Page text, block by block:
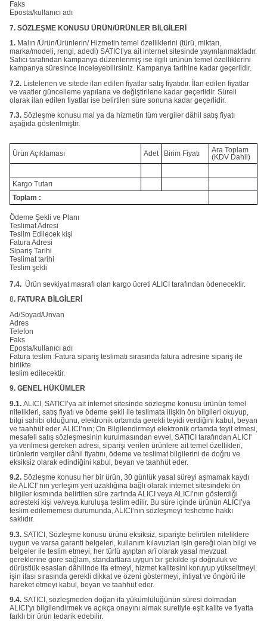
Faks
Eposta/kullanıcı adı
7. SÖZLEŞME KONUSU ÜRÜN/ÜRÜNLER BİLGİLERİ
1. Malın /Ürün/Ürünlerin/ Hizmetin temel özelliklerini (türü, miktarı,
marka/modeli, rengi, adedi) SATICI’ya ait internet sitesinde yayınlanmaktadır.
Satıcı tarafından kampanya düzenlenmiş ise ilgili ürünün temel özelliklerini
kampanya süresince inceleyebilirsiniz. Kampanya tarihine kadar geçerlidir.
7.2. Listelenen ve sitede ilan edilen fiyatlar satış fiyatıdır. İlan edilen fiyatlar
ve vaatler güncelleme yapılana ve değiştirilene kadar geçerlidir. Süreli
olarak ilan edilen fiyatlar ise belirtilen süre sonuna kadar geçerlidir.
7.3. Sözleşme konusu mal ya da hizmetin tüm vergiler dâhil satış fiyatı
aşağıda gösterilmiştir.
Ürün Açıklaması Adet Birim Fiyatı
Ara Toplam
(KDV Dahil)
Kargo Tutarı
Toplam :
Ödeme Şekli ve Planı
Teslimat Adresi
Teslim Edilecek kişi
Fatura Adresi
Sipariş Tarihi
Teslimat tarihi
Teslim şekli
7.4. Ürün sevkiyat masrafı olan kargo ücreti ALICI tarafından ödenecektir.
8. FATURA BİLGİLERİ
Ad/Soyad/Unvan
Adres
Telefon
Faks
Eposta/kullanıcı adı
Fatura teslim :Fatura sipariş teslimatı sırasında fatura adresine sipariş ile
birlikte
teslim edilecektir.
9. GENEL HÜKÜMLER
9.1. ALICI, SATICI’ya ait internet sitesinde sözleşme konusu ürünün temel
nitelikleri, satış fiyatı ve ödeme şekli ile teslimata ilişkin ön bilgileri okuyup,
bilgi sahibi olduğunu, elektronik ortamda gerekli teyidi verdiğini kabul, beyan
ve taahhüt eder. ALICI’nın; Ön Bilgilendirmeyi elektronik ortamda teyit etmesi,
mesafeli satış sözleşmesinin kurulmasından evvel, SATICI tarafından ALICI'
ya verilmesi gereken adresi, siparişi verilen ürünlere ait temel özellikleri,
ürünlerin vergiler dâhil fiyatını, ödeme ve teslimat bilgilerini de doğru ve
eksiksiz olarak edindiğini kabul, beyan ve taahhüt eder.
9.2. Sözleşme konusu her bir ürün, 30 günlük yasal süreyi aşmamak kaydı
ile ALICI' nın yerleşim yeri uzaklığına bağlı olarak internet sitesindeki ön
bilgiler kısmında belirtilen süre zarfında ALICI veya ALICI’nın gösterdiği
adresteki kişi ve/veya kuruluşa teslim edilir. Bu süre içinde ürünün ALICI’ya
teslim edilememesi durumunda, ALICI’nın sözleşmeyi feshetme hakkı
saklıdır.
9.3. SATICI, Sözleşme konusu ürünü eksiksiz, siparişte belirtilen niteliklere
uygun ve varsa garanti belgeleri, kullanım kılavuzları işin gereği olan bilgi ve
belgeler ile teslim etmeyi, her türlü ayıptan arî olarak yasal mevzuat
gereklerine göre sağlam, standartlara uygun bir şekilde işi doğruluk ve
dürüstlük esasları dâhilinde ifa etmeyi, hizmet kalitesini koruyup yükseltmeyi,
işin ifası sırasında gerekli dikkat ve özeni göstermeyi, ihtiyat ve öngörü ile
hareket etmeyi kabul, beyan ve taahhüt eder.
9.4. SATICI, sözleşmeden doğan ifa yükümlülüğünün süresi dolmadan
ALICI’yı bilgilendirmek ve açıkça onayını almak suretiyle eşit kalite ve fiyatta
farklı bir ürün tedarik edebilir.